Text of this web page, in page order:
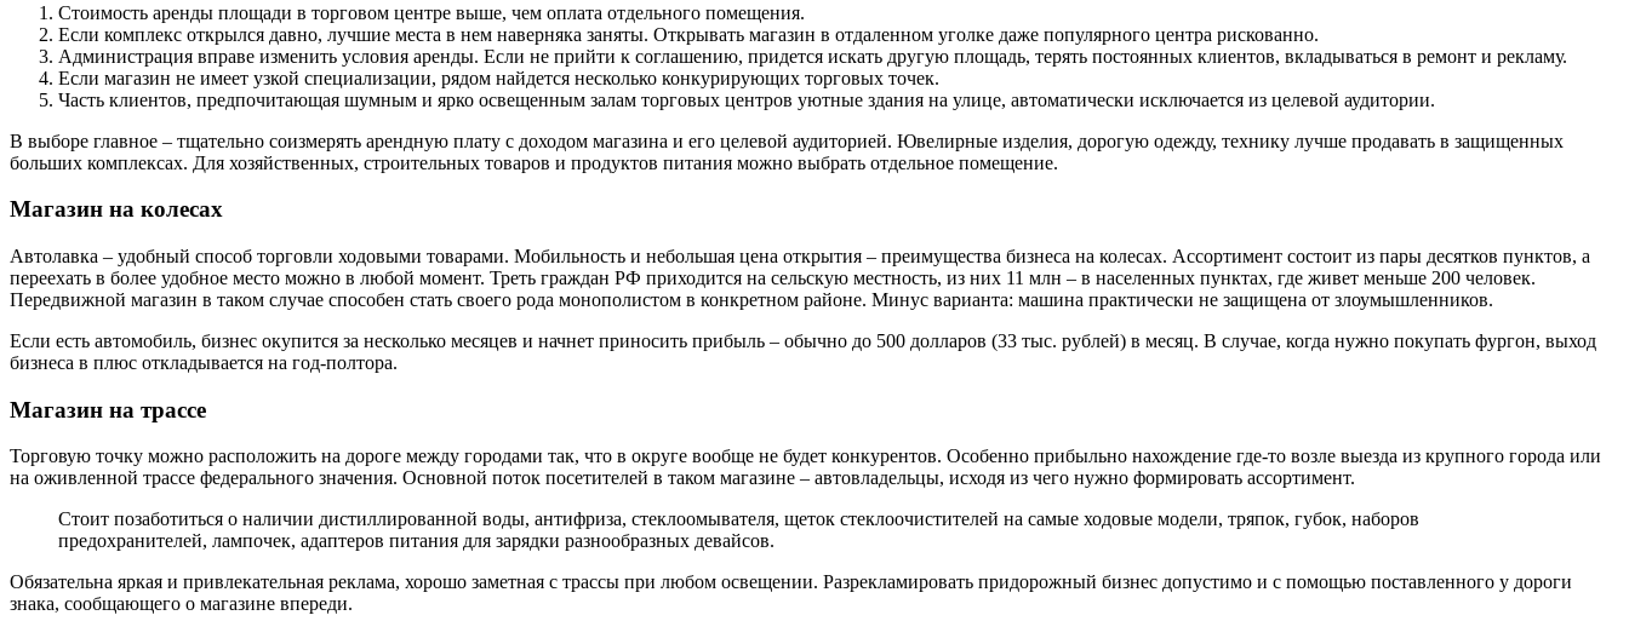
Стоимость аренды площади в торговом центре выше, чем оплата отдельного помещения.
Если комплекс открылся давно, лучшие места в нем наверняка заняты. Открывать магазин в отдаленном уголке даже популярного центра рискованно.
Администрация вправе изменить условия аренды. Если не прийти к соглашению, придется искать другую площадь, терять постоянных клиентов, вкладываться в ремонт и рекламу.
Если магазин не имеет узкой специализации, рядом найдется несколько конкурирующих торговых точек.
Часть клиентов, предпочитающая шумным и ярко освещенным залам торговых центров уютные здания на улице, автоматически исключается из целевой аудитории.
В выборе главное – тщательно соизмерять арендную плату с доходом магазина и его целевой аудиторией. Ювелирные изделия, дорогую одежду, технику лучше продавать в защищенных
больших комплексах. Для хозяйственных, строительных товаров и продуктов питания можно выбрать отдельное помещение.
Магазин на колесах
Автолавка – удобный способ торговли ходовыми товарами. Мобильность и небольшая цена открытия – преимущества бизнеса на колесах. Ассортимент состоит из пары десятков пунктов, а
переехать в более удобное место можно в любой момент. Треть граждан РФ приходится на сельскую местность, из них 11 млн – в населенных пунктах, где живет меньше 200 человек.
Передвижной магазин в таком случае способен стать своего рода монополистом в конкретном районе. Минус варианта: машина практически не защищена от злоумышленников.
Если есть автомобиль, бизнес окупится за несколько месяцев и начнет приносить прибыль – обычно до 500 долларов (33 тыс. рублей) в месяц. В случае, когда нужно покупать фургон, выход
бизнеса в плюс откладывается на год-полтора.
Магазин на трассе
Торговую точку можно расположить на дороге между городами так, что в округе вообще не будет конкурентов. Особенно прибыльно нахождение где-то возле выезда из крупного города или
на оживленной трассе федерального значения. Основной поток посетителей в таком магазине – автовладельцы, исходя из чего нужно формировать ассортимент.
Стоит позаботиться о наличии дистиллированной воды, антифриза, стеклоомывателя, щеток стеклоочистителей на самые ходовые модели, тряпок, губок, наборов
предохранителей, лампочек, адаптеров питания для зарядки разнообразных девайсов.
Обязательна яркая и привлекательная реклама, хорошо заметная с трассы при любом освещении. Разрекламировать придорожный бизнес допустимо и с помощью поставленного у дороги
знака, сообщающего о магазине впереди.